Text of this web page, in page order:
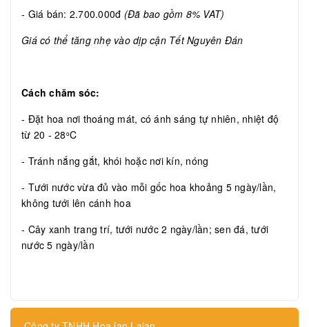
- Giá bán: 2.700.000đ (Đã bao gồm 8% VAT)
Giá có thể tăng nhẹ vào dịp cận Tết Nguyên Đán
Cách chăm sóc:
- Đặt hoa nơi thoáng mát, có ánh sáng tự nhiên, nhiệt độ
từ 20 - 28oC
- Tránh nắng gắt, khói hoặc nơi kín, nóng
- Tưới nước vừa đủ vào mỗi gốc hoa khoảng 5 ngày/lần,
không tưới lên cánh hoa
- Cây xanh trang trí, tưới nước 2 ngày/lần; sen đá, tưới
nước 5 ngày/lần